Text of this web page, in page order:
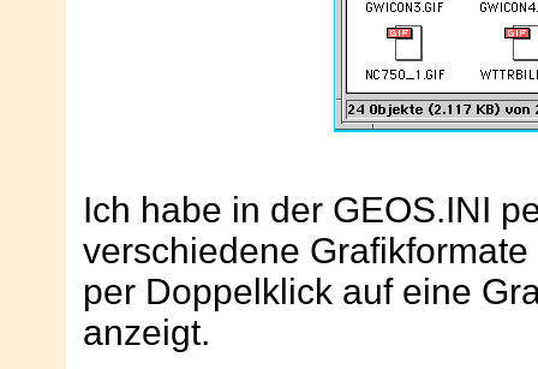
Ich habe in der GEOS.INI
verschiedene
per Doppelklick auf eine
anzeigt.